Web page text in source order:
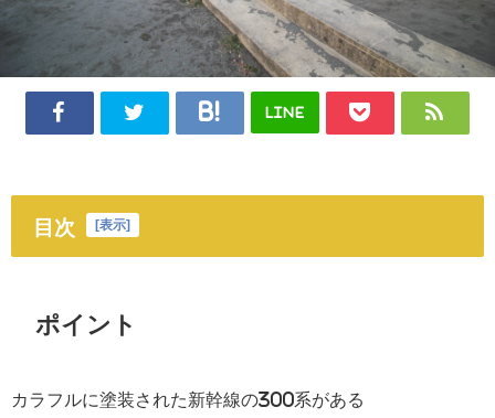
LINE
目次 [表示]
ポイント
カラフルに塗装された新幹線の300系がある